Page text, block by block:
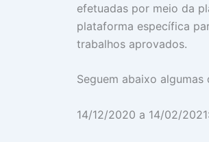
efetuadas por meio da
plataforma específica
trabalhos aprovados.
Seguem abaixo
14/12/2020 a 14/02/